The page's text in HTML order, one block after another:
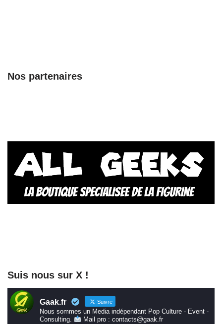
Nos partenaires
Suis nous sur X !
Gaak.fr Suivre
Nous sommes un Media indépendant Pop Culture - Event -
Consulting.
Mail pro : contacts@gaak.fr